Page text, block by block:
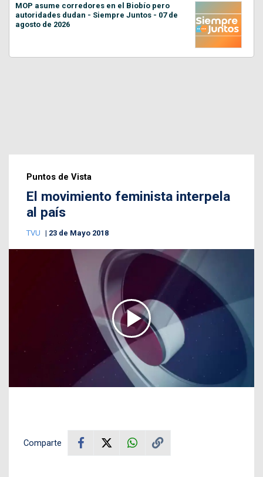
MOP asume corredores en el Biobío pero
autoridades dudan - Siempre Juntos - 07 de
agosto de 2026
Puntos de Vista
El movimiento feminista interpela
al país
TVU 23 de Mayo 2018
Comparte